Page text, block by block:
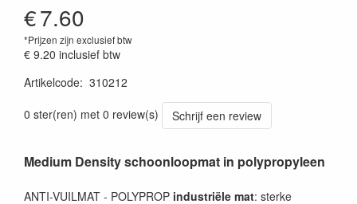
€7.60
*Prijzen zijn exclusief btw
€ 9.20 inclusief btw
Artikelcode: 310212
0 ster(ren) met 0 review(s)
Schrijf een review
Medium Density schoonloopmat in polypropyleen
ANTI-VUILMAT - POLYPROP industriële mat: sterke